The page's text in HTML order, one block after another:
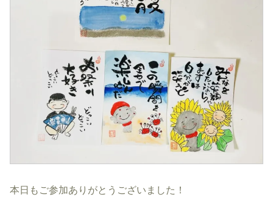
本日もご参加ありがとうございました！